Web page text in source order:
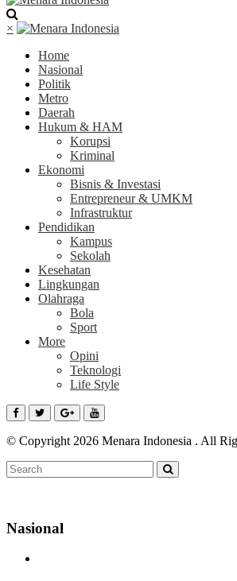
×
Home
Nasional
Politik
Metro
Daerah
Hukum & HAM
Korupsi
Kriminal
Ekonomi
Bisnis & Investasi
Entrepreneur & UMKM
Infrastruktur
Pendidikan
Kampus
Sekolah
Kesehatan
Lingkungan
Olahraga
Bola
Sport
More
Opini
Teknologi
Life Style
© Copyright 2026 Menara Indonesia . All
Nasional